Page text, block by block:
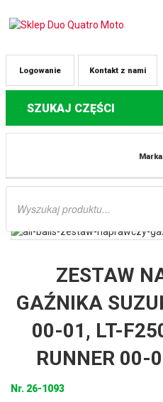
Kontakt z nami
Logowanie
SZUKAJ CZĘŚCI
Marka
Wyszukiwarka
Części do quadów
BALLS
ZESTAW
GAŹNIKA
00-01, LT-
RUNNER 00-
Nr. 26-1093